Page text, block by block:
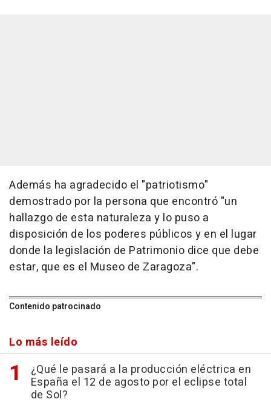
Además ha agradecido el "patriotismo"
demostrado por la persona que encontró "un
hallazgo de esta naturaleza y lo puso a
disposición de los poderes públicos y en el lugar
donde la legislación de Patrimonio dice que debe
estar, que es el Museo de Zaragoza".
Contenido patrocinado
Lo más leído
¿Qué le pasará a la producción eléctrica en
España el 12 de agosto por el eclipse total
de Sol?